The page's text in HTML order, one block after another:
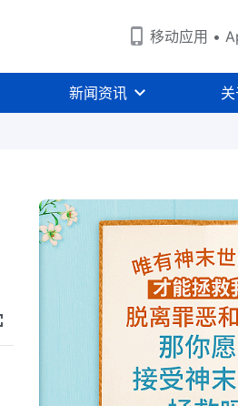
移动应用 •
新闻资讯